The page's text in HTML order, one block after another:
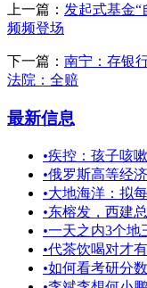
上一篇： 发起式基金“
频频登场
下一篇： 南宁：存银
法院：全赔
最新信息
•疾控：孩子咳
•俄罗斯高等经
•大地海洋：拟
•东榕发，西建
•一天之内3个地
•代茶饮喝对才
•如何看考研分